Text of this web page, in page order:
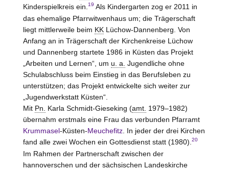
Kinderspielkreis ein. 19 Als Kindergarten zog er 2011 in
das ehemalige Pfarrwitwenhaus um; die Trägerschaft
liegt mittlerweile beim KK Lüchow-Dannenberg . Von
Anfang an in Trägerschaft der Kirchenkreise Lüchow
und Dannenberg startete 1986 in Küsten das Projekt
„Arbeiten und Lernen“, um u. a. Jugendliche ohne
Schulabschluss beim Einstieg in das Berufsleben zu
unterstützen; das Projekt entwickelte sich weiter zur
„Jugendwerkstatt Küsten“.
Mit Pn. Karla Schmidt-Gieseking (amt. 1979–1982)
übernahm erstmals eine Frau das verbunden Pfarramt
Krummasel-Küsten-Meuchefitz. In jeder der drei Kirchen
fand alle zwei Wochen ein Gottesdienst statt (1980). 20
Im Rahmen der Partnerschaft zwischen der
hannoverschen und der sächsischen Landeskirche